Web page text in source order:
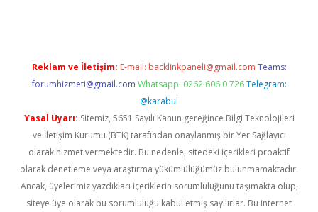
Reklam ve İletişim: E-mail: backlinkpaneli@gmail.com Teams:
forumhizmeti@gmail.com Whatsapp: 0262 606 0 726 Telegram:
@karabul
Yasal Uyarı: Sitemiz, 5651 Sayılı Kanun gereğince Bilgi Teknolojileri
ve İletişim Kurumu (BTK) tarafından onaylanmış bir Yer Sağlayıcı
olarak hizmet vermektedir. Bu nedenle, sitedeki içerikleri proaktif
olarak denetleme veya araştırma yükümlülüğümüz bulunmamaktadır.
Ancak, üyelerimiz yazdıkları içeriklerin sorumluluğunu taşımakta olup,
siteye üye olarak bu sorumluluğu kabul etmiş sayılırlar. Bu internet